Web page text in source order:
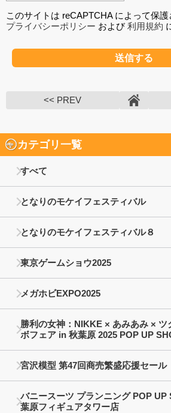
このサイトは reCAPTCHA によって保
プライバシーポリシー および利用規約
<< PREV
カテゴリ一覧
すべて
となりのモケイフェスティバル
となりのモケイフェスティバル８
東京ゲームショウ2025
メガホビEXPO2025
勝利の女神：NIKKE × あみあみ × ツ
ボフェア in 秋葉原 2025 POP UP
宮沢模型 第47回商売繁盛応援セール
バニースーツ プランニング POP UP
葉原フィギュアタワー店